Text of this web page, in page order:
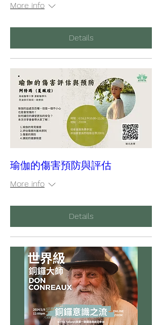
More info
Details
瑜伽的傷害預防與評估
More info
Details